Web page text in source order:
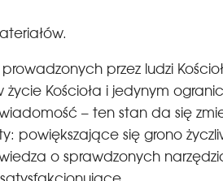
przez ludzi
Kościoła i jedynym
– ten stan da się
powiększające się grono
o sprawdzonych